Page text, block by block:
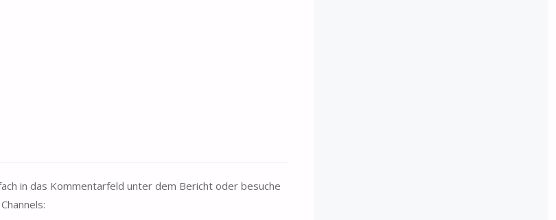
in das Kommentarfeld unter dem Bericht oder besuche